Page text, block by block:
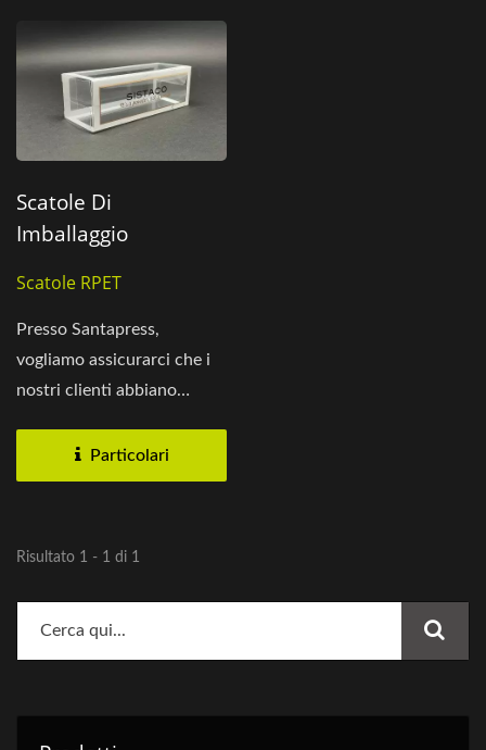
Scatole Di
Imballaggio
RPET
Scatole RPET
Presso Santapress,
vogliamo assicurarci che i
nostri clienti abbiano
Particolari
Risultato 1 - 1 di 1